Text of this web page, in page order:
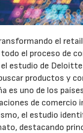
el
el proceso de
estudio de
productos y
es uno de los
de comercio
el estudio
destacando